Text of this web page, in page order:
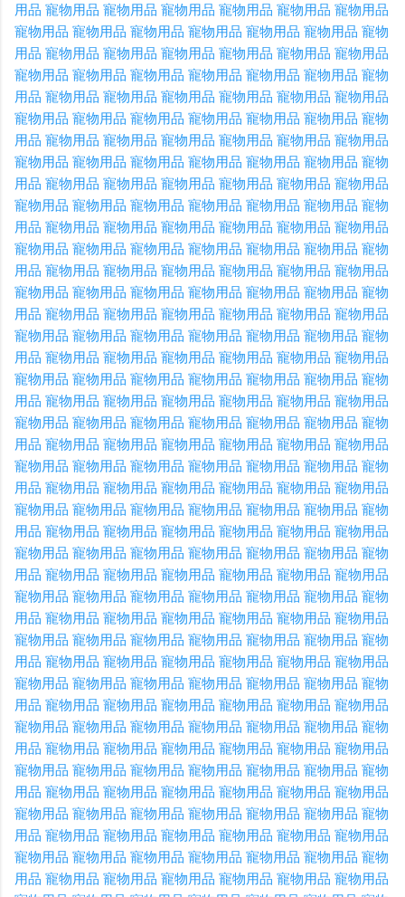
用品 寵物用品 寵物用品 寵物用品 寵物用品 寵物用品 寵物用品
寵物用品 寵物用品 寵物用品 寵物用品 寵物用品 寵物用品 寵物
用品 寵物用品 寵物用品 寵物用品 寵物用品 寵物用品 寵物用品
寵物用品 寵物用品 寵物用品 寵物用品 寵物用品 寵物用品 寵物
用品 寵物用品 寵物用品 寵物用品 寵物用品 寵物用品 寵物用品
寵物用品 寵物用品 寵物用品 寵物用品 寵物用品 寵物用品 寵物
用品 寵物用品 寵物用品 寵物用品 寵物用品 寵物用品 寵物用品
寵物用品 寵物用品 寵物用品 寵物用品 寵物用品 寵物用品 寵物
用品 寵物用品 寵物用品 寵物用品 寵物用品 寵物用品 寵物用品
寵物用品 寵物用品 寵物用品 寵物用品 寵物用品 寵物用品 寵物
用品 寵物用品 寵物用品 寵物用品 寵物用品 寵物用品 寵物用品
寵物用品 寵物用品 寵物用品 寵物用品 寵物用品 寵物用品 寵物
用品 寵物用品 寵物用品 寵物用品 寵物用品 寵物用品 寵物用品
寵物用品 寵物用品 寵物用品 寵物用品 寵物用品 寵物用品 寵物
用品 寵物用品 寵物用品 寵物用品 寵物用品 寵物用品 寵物用品
寵物用品 寵物用品 寵物用品 寵物用品 寵物用品 寵物用品 寵物
用品 寵物用品 寵物用品 寵物用品 寵物用品 寵物用品 寵物用品
寵物用品 寵物用品 寵物用品 寵物用品 寵物用品 寵物用品 寵物
用品 寵物用品 寵物用品 寵物用品 寵物用品 寵物用品 寵物用品
寵物用品 寵物用品 寵物用品 寵物用品 寵物用品 寵物用品 寵物
用品 寵物用品 寵物用品 寵物用品 寵物用品 寵物用品 寵物用品
寵物用品 寵物用品 寵物用品 寵物用品 寵物用品 寵物用品 寵物
用品 寵物用品 寵物用品 寵物用品 寵物用品 寵物用品 寵物用品
寵物用品 寵物用品 寵物用品 寵物用品 寵物用品 寵物用品 寵物
用品 寵物用品 寵物用品 寵物用品 寵物用品 寵物用品 寵物用品
寵物用品 寵物用品 寵物用品 寵物用品 寵物用品 寵物用品 寵物
用品 寵物用品 寵物用品 寵物用品 寵物用品 寵物用品 寵物用品
寵物用品 寵物用品 寵物用品 寵物用品 寵物用品 寵物用品 寵物
用品 寵物用品 寵物用品 寵物用品 寵物用品 寵物用品 寵物用品
寵物用品 寵物用品 寵物用品 寵物用品 寵物用品 寵物用品 寵物
用品 寵物用品 寵物用品 寵物用品 寵物用品 寵物用品 寵物用品
寵物用品 寵物用品 寵物用品 寵物用品 寵物用品 寵物用品 寵物
用品 寵物用品 寵物用品 寵物用品 寵物用品 寵物用品 寵物用品
寵物用品 寵物用品 寵物用品 寵物用品 寵物用品 寵物用品 寵物
用品 寵物用品 寵物用品 寵物用品 寵物用品 寵物用品 寵物用品
寵物用品 寵物用品 寵物用品 寵物用品 寵物用品 寵物用品 寵物
用品 寵物用品 寵物用品 寵物用品 寵物用品 寵物用品 寵物用品
寵物用品 寵物用品 寵物用品 寵物用品 寵物用品 寵物用品 寵物
用品 寵物用品 寵物用品 寵物用品 寵物用品 寵物用品 寵物用品
寵物用品 寵物用品 寵物用品 寵物用品 寵物用品 寵物用品 寵物
用品 寵物用品 寵物用品 寵物用品 寵物用品 寵物用品 寵物用品